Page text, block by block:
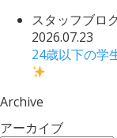
スタッフブロ
2026.07.23
24歳以下の学
Archive
アーカイブ